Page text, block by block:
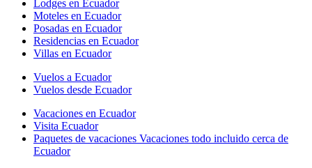
Lodges en Ecuador
Moteles en Ecuador
Posadas en Ecuador
Residencias en Ecuador
Villas en Ecuador
Vuelos a Ecuador
Vuelos desde Ecuador
Vacaciones en Ecuador
Visita Ecuador
Paquetes de vacaciones Vacaciones todo incluido cerca de
Ecuador